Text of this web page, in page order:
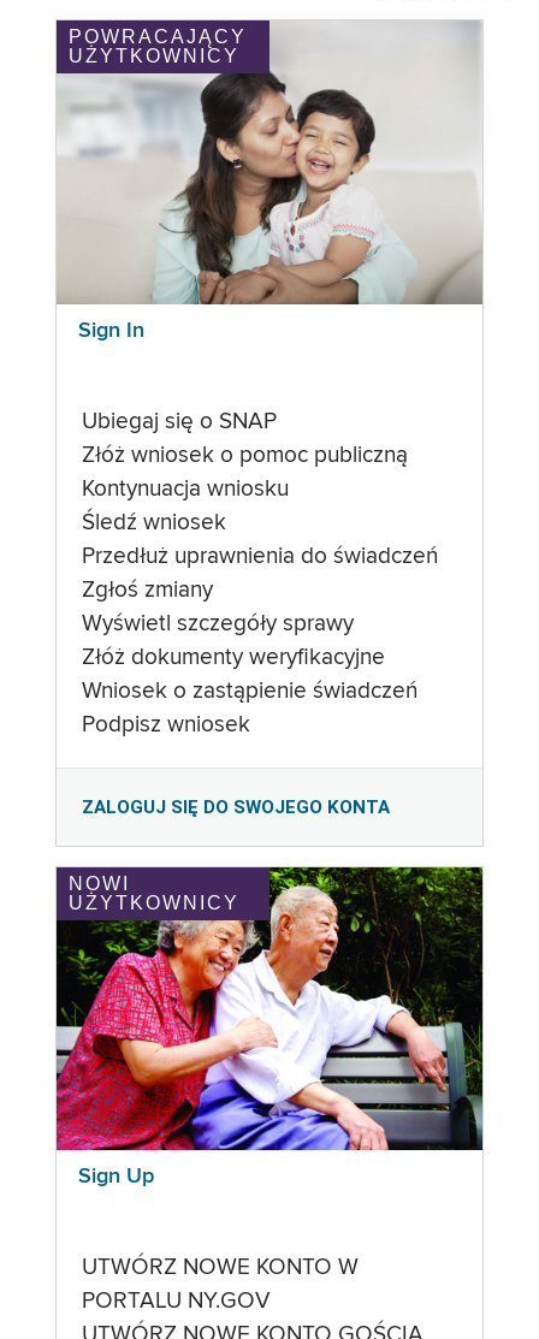
POWRACAJĄCY
UŻYTKOWNICY
Sign In
Ubiegaj się o SNAP
Złóż wniosek o pomoc publiczną
Kontynuacja wniosku
Śledź wniosek
Przedłuż uprawnienia do świadczeń
Zgłoś zmiany
Wyświetl szczegóły sprawy
Złóż dokumenty weryfikacyjne
Wniosek o zastąpienie świadczeń
Podpisz wniosek
ZALOGUJ SIĘ DO SWOJEGO KONTA
NOWI
UŻYTKOWNICY
Sign Up
UTWÓRZ NOWE KONTO W
PORTALU NY.GOV